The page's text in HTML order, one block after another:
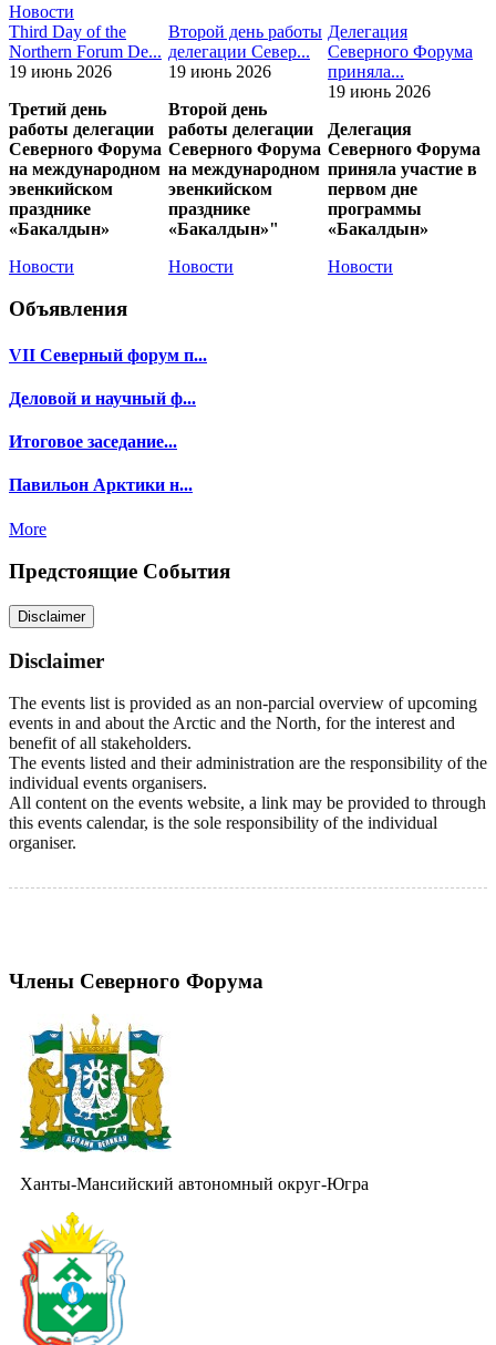
Новости
Third Day of the
Northern Forum De...
19 июнь 2026
Третий день
работы делегации
Северного Форума
на международном
эвенкийском
празднике
«Бакалдын»
Новости
Второй день работы
делегации Север...
19 июнь 2026
Второй день
работы делегации
Северного Форума
на международном
эвенкийском
празднике
«Бакалдын»"
Новости
Делегация
Северного Форума
приняла...
19 июнь 2026
Делегация
Северного Форума
приняла участие в
первом дне
программы
«Бакалдын»
Новости
Объявления
VII Северный форум п...
Деловой и научный ф...
Итоговое заседание...
Павильон Арктики н...
More
Предстоящие События
Disclaimer
Disclaimer
The events list is provided as an non-parcial overview of upcoming
events in and about the Arctic and the North, for the interest and
benefit of all stakeholders.
The events listed and their administration are the responsibility of the
individual events organisers.
All content on the events website, a link may be provided to through
this events calendar, is the sole responsibility of the individual
organiser.
Члены Северного Форума
Ханты-Мансийский автономный округ-Югра